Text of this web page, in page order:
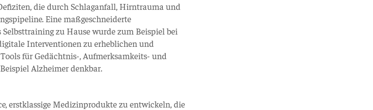
die durch Schlaganfall, Hirntrauma und
Eine maßgeschneiderte
zu Hause wurde zum Beispiel bei
Interventionen zu erheblichen und
für Gedächtnis-, Aufmerksamkeits- und
Alzheimer denkbar.
erstklassige Medizinprodukte zu entwickeln, die